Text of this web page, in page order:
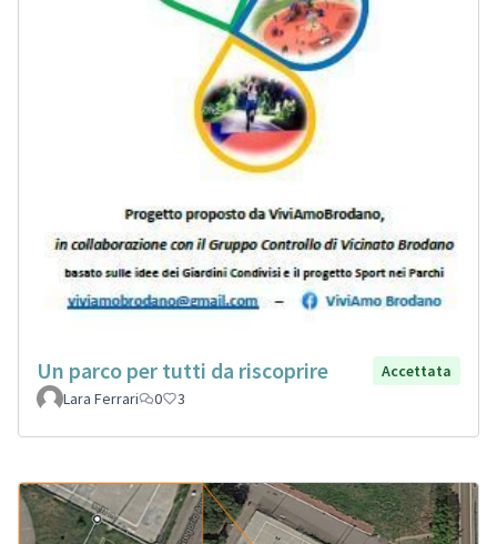
Un parco per tutti da riscoprire
Accettata
Lara Ferrari
0 3